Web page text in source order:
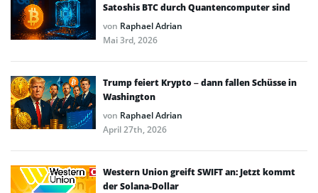
Satoshis BTC durch Quantencomputer sind
von Raphael Adrian
Mai 3rd, 2026
Trump feiert Krypto – dann fallen Schüsse in
Washington
von Raphael Adrian
April 27th, 2026
Western Union greift SWIFT an: Jetzt kommt
der Solana-Dollar